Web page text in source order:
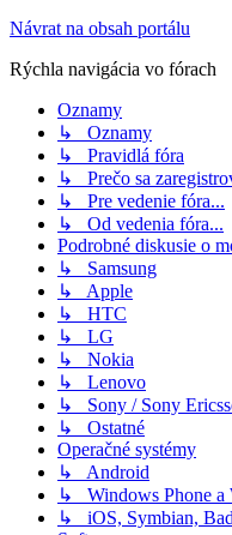
Návrat na obsah portálu
Rýchla navigácia vo fórach
Oznamy
↳ Oznamy
↳ Pravidlá fóra
↳ Prečo sa
↳ Pre vedenie fóra...
↳ Od vedenia fóra...
Podrobné diskusie o
↳ Samsung
↳ Apple
↳ HTC
↳ LG
↳ Nokia
↳ Lenovo
↳ Sony / Sony
↳ Ostatné
Operačné systémy
↳ Android
↳ Windows Phone a
↳ iOS, Symbian,